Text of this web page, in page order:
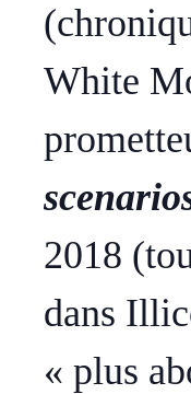
White
2018
dans
« plus